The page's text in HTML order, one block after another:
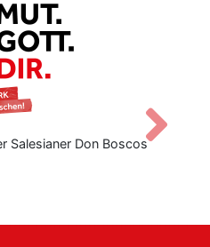
Salesianer Don Boscos